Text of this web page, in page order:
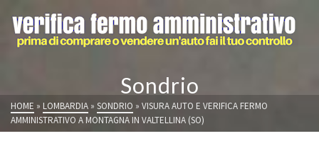
Sondrio
HOME » LOMBARDIA » SONDRIO » VISURA AUTO E VERIFICA FERMO
AMMINISTRATIVO A MONTAGNA IN VALTELLINA (SO)